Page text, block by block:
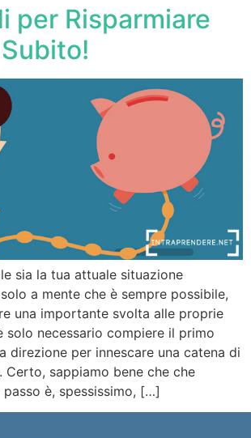
per Risparmiare
sia la tua attuale situazione
a mente che è sempre possibile,
una importante svolta alle proprie
solo necessario compiere il primo
direzione per innescare una catena di
sappiamo bene che che
è, spessissimo, […]